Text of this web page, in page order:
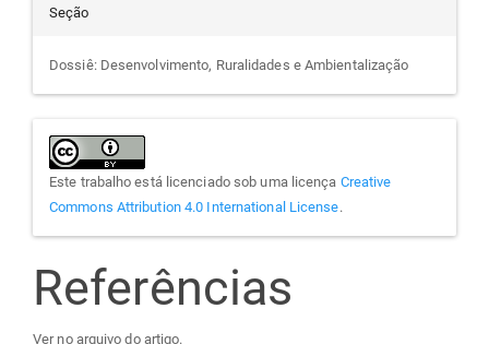
Seção
Dossiê: Desenvolvimento, Ruralidades e Ambientalização
Este trabalho está licenciado sob uma licença Creative
Commons Attribution 4.0 International License.
Referências
Ver no arquivo do artigo.